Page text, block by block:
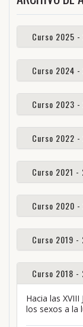
Curso 2025
Curso 2024
Curso 2023
Curso 2022
Curso 2021 -
Curso 2020 -
Curso 2019 -
Curso 2018 -
Hacia las
los sexos a la